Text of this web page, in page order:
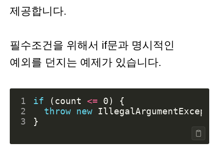
제공합니다.
필수조건을 위해서 if문과 명시적인
예외를 던지는 예제가 있습니다.
1 if (count <= 0)
{
2
throw new
3
}